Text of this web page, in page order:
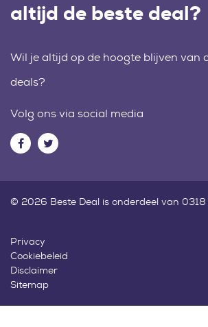
altijd de beste deal?
Wil je altijd op de hoogte blijven van
deals?
Volg ons via social media
© 2026 Beste Deal is onderdeel van 0318
Privacy
Cookiebeleid
Disclaimer
Sitemap